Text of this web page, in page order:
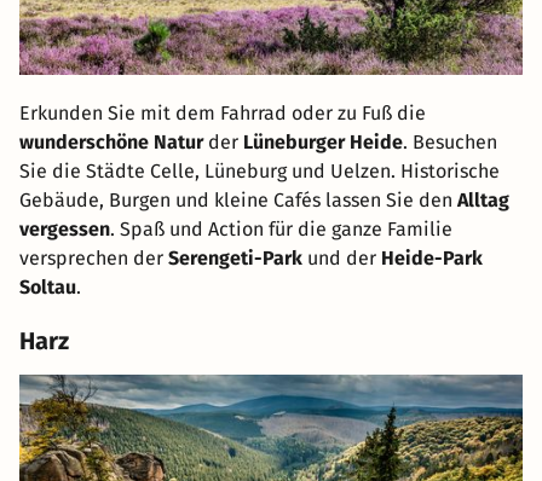
Erkunden Sie mit dem Fahrrad oder zu Fuß die
wunderschöne Naturder Lüneburger Heide. Besuchen
Sie die Städte Celle, Lüneburg und Uelzen. Historische
Gebäude, Burgen und kleine Cafés lassen Sie den Alltag
vergessen. Spaß und Action für die ganze Familie
versprechen der Serengeti-Park und der Heide-Park
Soltau.
Harz